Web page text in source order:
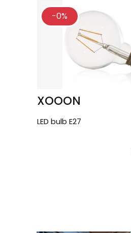
-0%
XOOON
LED bulb E27